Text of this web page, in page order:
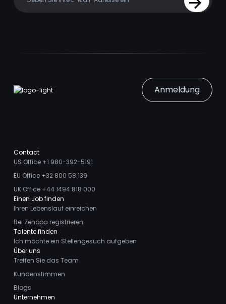
Sign Up
Anmeldung
Contact
US Office +1 980-392-5191
EU Office +32 800 58 139
UK Office +44 1494 818 000
Einen Job finden
Ihren Lebenslauf einreichen
Bei Zenopa registrieren
Talente finden
Ich möchte ein Stellengesuch aufgeben
Über uns
Treffen Sie das Team
Kundenstimmen
Blogs
Unternehmen